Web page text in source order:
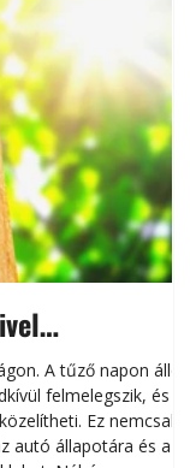
károktól
A tűző napon álló
felmelegszik, és
Ez nemcsak
autó állapotára és a